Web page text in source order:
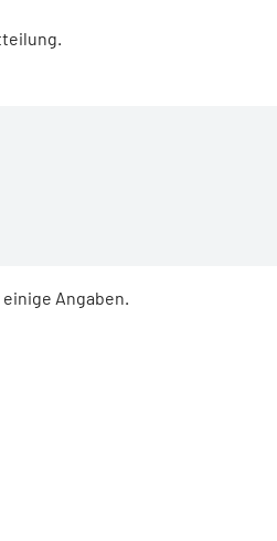
Angaben.